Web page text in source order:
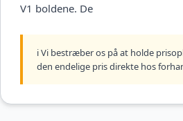
V1 boldene. De
ℹ️ Vi bestræber os på at holde
den endelige pris direkte hos